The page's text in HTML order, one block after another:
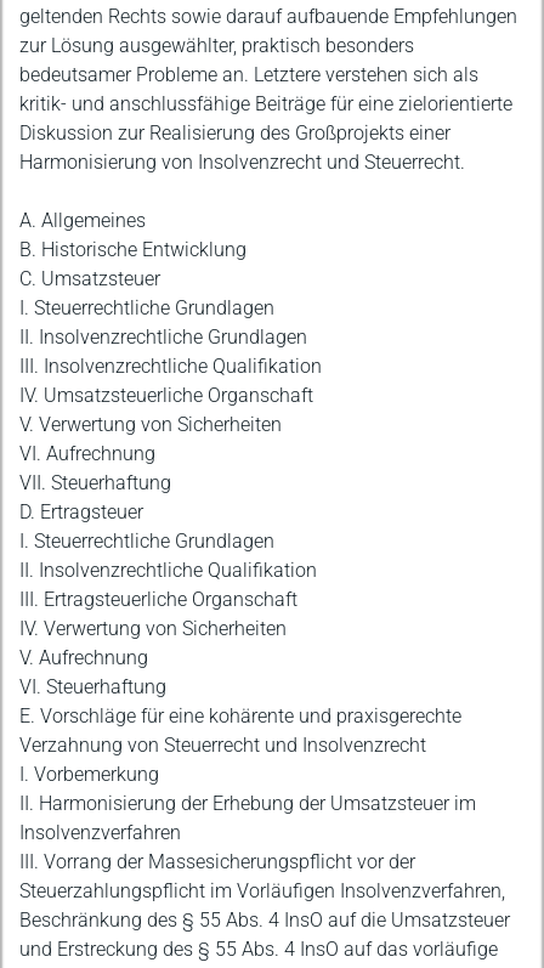
geltenden Rechts sowie darauf aufbauende Empfehlungen
zur Lösung ausgewählter, praktisch besonders
bedeutsamer Probleme an. Letztere verstehen sich als
kritik- und anschlussfähige Beiträge für eine zielorientierte
Diskussion zur Realisierung des Großprojekts einer
Harmonisierung von Insolvenzrecht und Steuerrecht.
A. Allgemeines
B. Historische Entwicklung
C. Umsatzsteuer
I. Steuerrechtliche Grundlagen
II. Insolvenzrechtliche Grundlagen
III. Insolvenzrechtliche Qualifikation
IV. Umsatzsteuerliche Organschaft
V. Verwertung von Sicherheiten
VI. Aufrechnung
VII. Steuerhaftung
D. Ertragsteuer
I. Steuerrechtliche Grundlagen
II. Insolvenzrechtliche Qualifikation
III. Ertragsteuerliche Organschaft
IV. Verwertung von Sicherheiten
V. Aufrechnung
VI. Steuerhaftung
E. Vorschläge für eine kohärente und praxisgerechte
Verzahnung von Steuerrecht und Insolvenzrecht
I. Vorbemerkung
II. Harmonisierung der Erhebung der Umsatzsteuer im
Insolvenzverfahren
III. Vorrang der Massesicherungspflicht vor der
Steuerzahlungspflicht im Vorläufigen Insolvenzverfahren,
Beschränkung des § 55 Abs. 4 InsO auf die Umsatzsteuer
und Erstreckung des § 55 Abs. 4 InsO auf das vorläufige